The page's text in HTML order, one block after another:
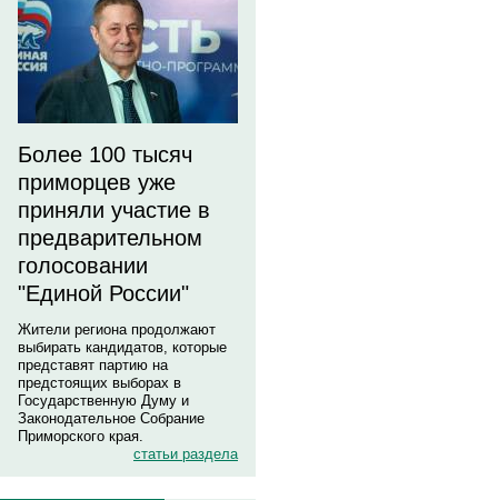
Более 100 тысяч
приморцев уже
приняли участие в
предварительном
голосовании
"Единой России"
Жители региона продолжают
выбирать кандидатов, которые
представят партию на
предстоящих выборах в
Государственную Думу и
Законодательное Собрание
Приморского края.
статьи раздела